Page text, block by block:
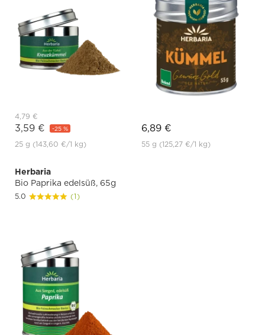
4,79 €
3,59 € -25 %
25 g (143,60 €/1 kg)
6,89 €
55 g (125,27 €/1 kg)
Herbaria
Bio Paprika edelsüß, 65g
5.0 (1)